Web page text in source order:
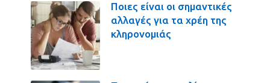
Ποιες είναι οι σημαντικές
αλλαγές για τα χρέη της
κληρονομιάς